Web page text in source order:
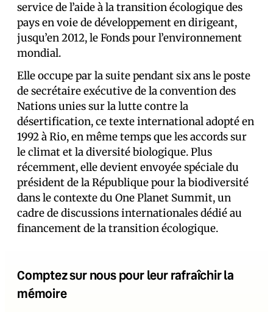
service de l’aide à la transition écologique des
pays en voie de développement en dirigeant,
jusqu’en 2012, le Fonds pour l’environnement
mondial.
Elle occupe par la suite pendant six ans le poste
de secrétaire exécutive de la convention des
Nations unies sur la lutte contre la
désertification, ce texte international adopté en
1992 à Rio, en même temps que les accords sur
le climat et la diversité biologique. Plus
récemment, elle devient envoyée spéciale du
président de la République pour la biodiversité
dans le contexte du One Planet Summit, un
cadre de discussions internationales dédié au
financement de la transition écologique.
Comptez sur nous pour leur rafraîchir la
mémoire